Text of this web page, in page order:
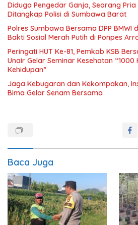
Diduga Pengedar Ganja, Seorang
Ditangkap Polisi di Sumbawa Barat
Polres Sumbawa Bersama DPP BMWI
Bakti Sosial Merah Putih di Ponpes
Peringati HUT Ke-81, Pemkab KSB
Unair Gelar Seminar Kesehatan “1000
Kehidupan”
Jaga Kebugaran dan Kekompakan,
Bima Gelar Senam Bersama
Baca Juga